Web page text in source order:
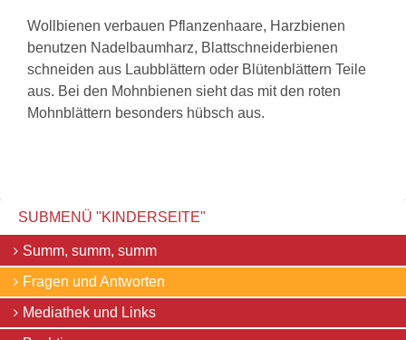
Wollbienen verbauen Pflanzenhaare, Harzbienen
benutzen Nadelbaumharz, Blattschneiderbienen
schneiden aus Laubblättern oder Blütenblättern Teile
aus. Bei den Mohnbienen sieht das mit den roten
Mohnblättern besonders hübsch aus.
SUBMENÜ "KINDERSEITE"
Navigation
überspringen
Summ, summ, summ
Fragen und Antworten
Mediathek und Links